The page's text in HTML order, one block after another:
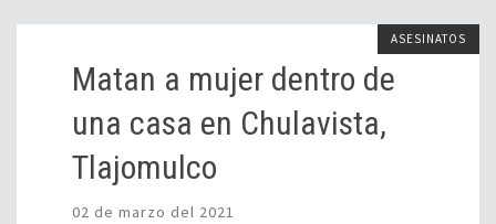
ASESINATOS
Matan a mujer dentro de
una casa en Chulavista,
Tlajomulco
02 de marzo del 2021